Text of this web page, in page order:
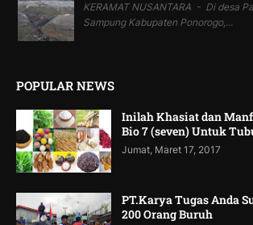
KERAMAT NUSANTARA - Di desa
Sampung Kabupaten Ponorogo,...
POPULAR NEWS
Inilah Khasiat dan
Bio 7 (seven) Untuk
Jumat, Maret 17, 2017
PT.Karya Tugas Anda
200 Orang Buruh